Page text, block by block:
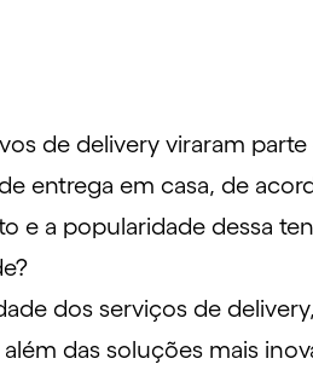
de delivery viraram
entrega em casa, de
e a popularidade dessa
dos serviços de
das soluções mais